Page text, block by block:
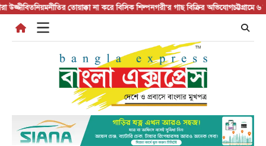
Skip
content
নিয়মনীতির তোয়াক্কা না করে বিসিক শিল্পনগরী’র গাছ বিক্রির অভিযোগচট্টগ্রামে ৬ দিনে